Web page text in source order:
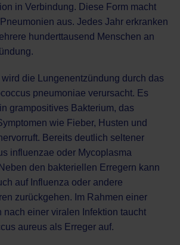
in Verbindung. Diese Form macht
aus. Jedes Jahr erkranken
hunderttausend Menschen an
die Lungenentzündung durch das
pneumoniae verursacht. Es
grampositives Bakterium, das
wie Fieber, Husten und
Bereits deutlich seltener
influenzae oder Mycoplasma
den bakteriellen Erregern kann
auf Influenza oder andere
zurückgehen. Im Rahmen einer
nach einer viralen Infektion taucht
aureus als Erreger auf.